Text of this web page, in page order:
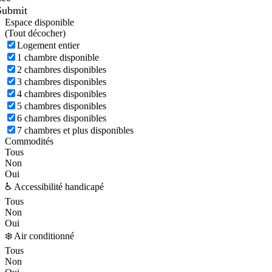
Espace disponible
(Tout décocher)
Logement entier
1 chambre disponible
2 chambres disponibles
3 chambres disponibles
4 chambres disponibles
5 chambres disponibles
6 chambres disponibles
7 chambres et plus disponibles
Commodités
Tous
Non
Oui
♿ Accessibilité handicapé
Tous
Non
Oui
❄️ Air conditionné
Tous
Non